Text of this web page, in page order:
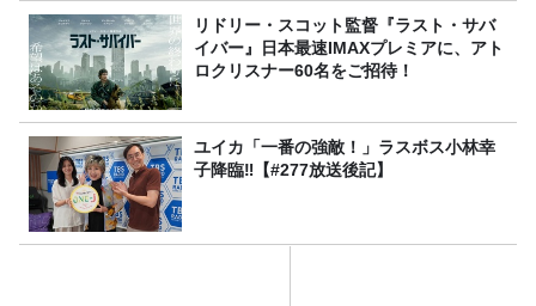
リドリー・スコット監督『ラスト・サバ
イバー』日本最速IMAXプレミアに、アト
ロクリスナー60名をご招待！
ユイカ「一番の強敵！」ラスボス小林幸
子降臨‼【#277放送後記】